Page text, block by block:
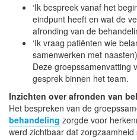
‘Ik bespreek vanaf het
eindpunt heeft en wat de
afronding van de
‘Ik vraag patiënten wie
samenwerken met naasten)
Deze groepssamenvatting
gesprek binnen het team.
Inzichten over afronden van
Het bespreken van de
behandeling zorgde voor
werd zichtbaar dat